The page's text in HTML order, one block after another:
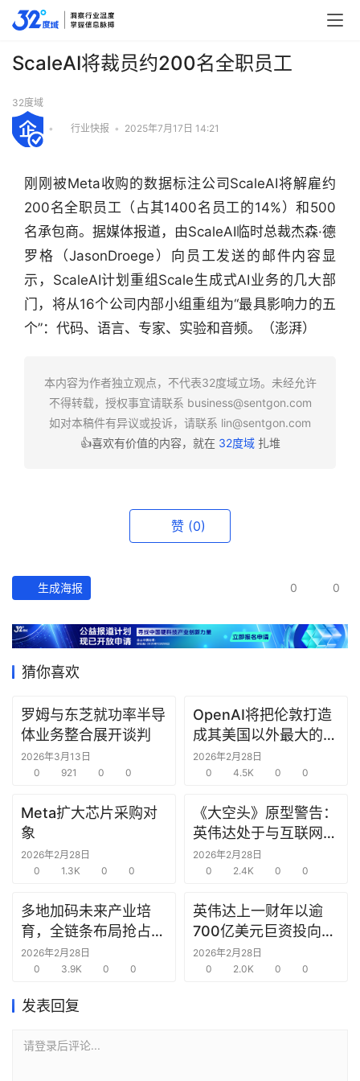
行
产
经
数
研
选
创
投
商
机
圈
ScaleAI将裁员约200名全职员工
32度域
• 行业快报 • 2025年7月17日 14:21
刚刚被Meta收购的数据标注公司ScaleAI将解雇约
200名全职员工（占其1400名员工的14%）和500
名承包商。据媒体报道，由ScaleAI临时总裁杰森·德
罗格（JasonDroege）向员工发送的邮件内容显
示，ScaleAI计划重组Scale生成式AI业务的几大部
门，将从16个公司内部小组重组为“最具影响力的五
个”：代码、语言、专家、实验和音频。（澎湃）
本内容为作者独立观点，不代表32度域立场。未经允许
不得转载，授权事宜请联系 business@sentgon.com
如对本稿件有异议或投诉，请联系 lin@sentgon.com
👍喜欢有价值的内容，就在 32度域扎堆
赞 (0)
生成海报 0 0
猜你喜欢
罗姆与东芝就功率半导
体业务整合展开谈判
2026年3月13日
0
921 0 0
OpenAI将把伦敦打造
成其美国以外最大的研
究中心
2026年2月28日
0
4.5K 0 0
Meta扩大芯片采购对
象
2026年2月28日
0
1.3K 0 0
《大空头》原型警告：
英伟达处于与互联网泡
沫时期思科同样的“危
险境地”
2026年2月28日
0
2.4K 0 0
多地加码未来产业培
育，全链条布局抢占新
赛道先机
2026年2月28日
0
3.9K 0 0
英伟达上一财年以逾
700亿美元巨资投向合
作方，竭力巩固AI芯片
需求
2026年2月28日
0
2.0K 0 0
发表回复
请登录后评论...